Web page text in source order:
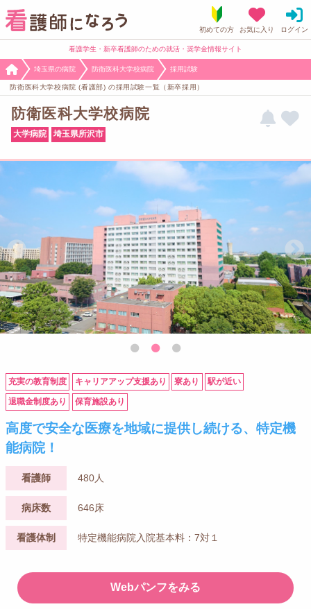
看護学生・新卒看護師のための就活・奨学金情報サイト
埼玉県の病院 防衛医科大学校病院 採用試験
防衛医科大学校病院 (看護部) の採用試験一覧（新卒採用）
防衛医科大学校病院
大学病院 埼玉県所沢市
充実の教育制度 キャリアアップ支援あり 寮あり 駅が近い
退職金制度あり 保育施設あり
高度で安全な医療を地域に提供し続ける、特定機
能病院！
看護師 480人
病床数 646床
看護体制 特定機能病院入院基本料：7対１
Webパンフをみる